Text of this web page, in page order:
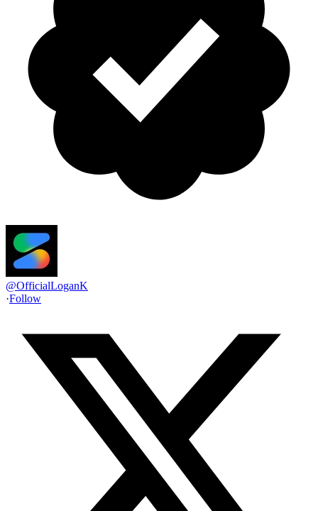
@OfficialLoganK
·Follow